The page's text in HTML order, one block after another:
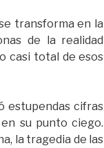
transforma en la
de la realidad
casi total de esos
estupendas cifras
su punto ciego.
la tragedia de las